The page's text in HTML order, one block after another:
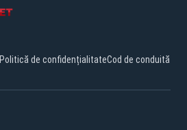
Politică de confidențialitateCod de conduită